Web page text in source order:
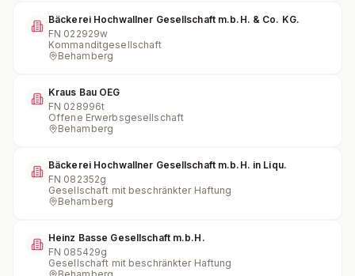
Bäckerei Hochwallner Gesellschaft m.b.H. & Co. KG.
FN 022929w
Kommanditgesellschaft
Behamberg
Kraus Bau OEG
FN 028996t
Offene Erwerbsgesellschaft
Behamberg
Bäckerei Hochwallner Gesellschaft m.b.H. in Liqu.
FN 082352g
Gesellschaft mit beschränkter Haftung
Behamberg
Heinz Basse Gesellschaft m.b.H.
FN 085429g
Gesellschaft mit beschränkter Haftung